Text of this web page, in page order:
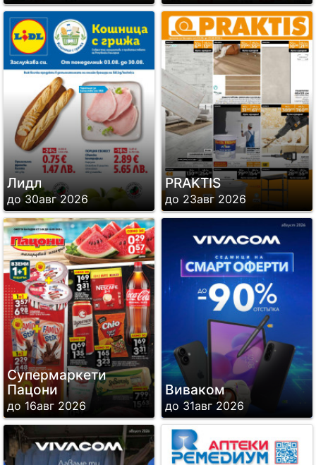
Лидл
до 30авг 2026
PRAKTIS
до 23авг 2026
Супермаркети
Пацони
до 16авг 2026
Виваком
до 31авг 2026